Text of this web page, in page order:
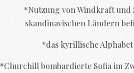
*Nutzung von Windkraft und
skandinavischen Ländern
*das kyrillische
*Churchill bombardierte Sofia im